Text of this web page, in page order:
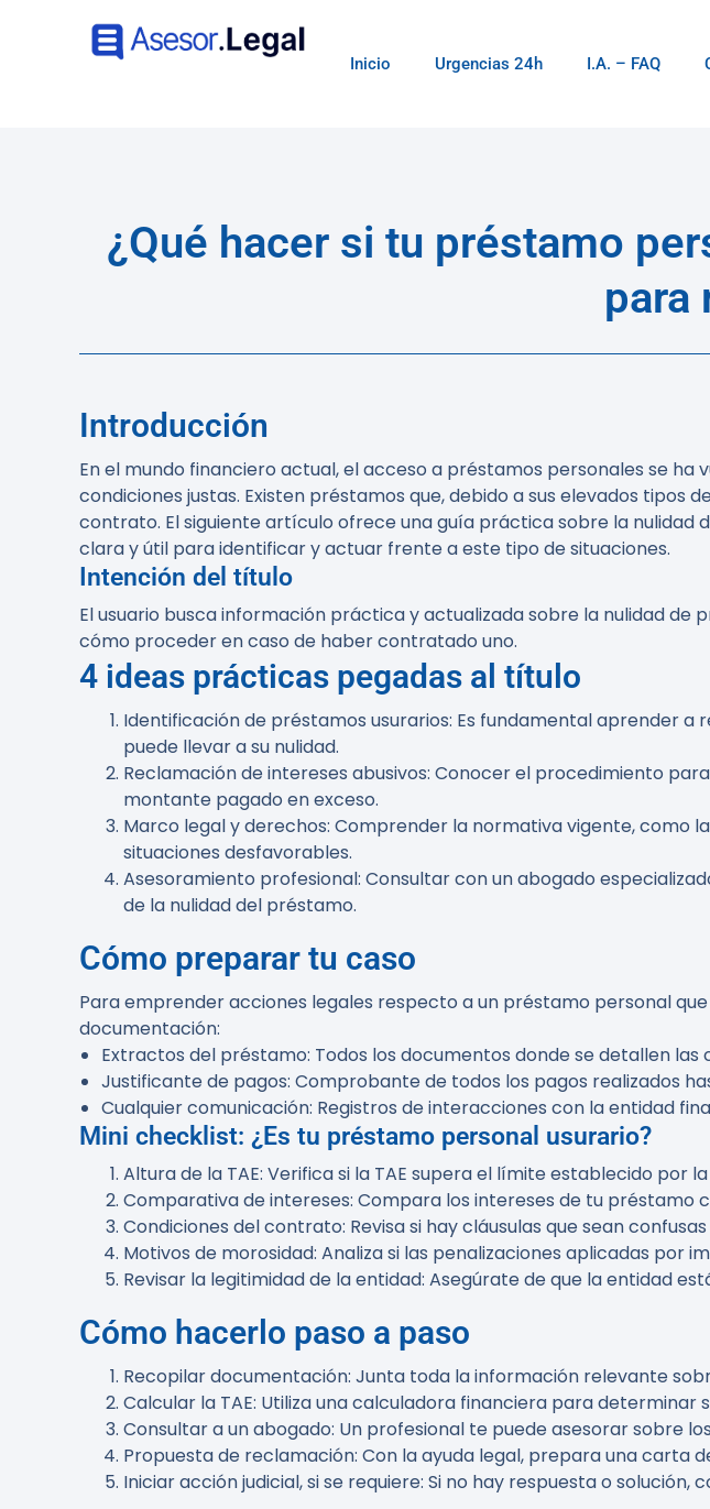
Inicio Urgencias 24h I.A. – FAQ
¿Qué hacer si tu préstamo
para
Introducción
En el mundo financiero actual, el acceso a préstamos personales se
condiciones justas. Existen préstamos que, debido a sus elevados tipos
contrato. El siguiente artículo ofrece una guía práctica sobre la
clara y útil para identificar y actuar frente a este tipo de situaciones.
Intención del título
El usuario busca información práctica y actualizada sobre la nulidad
cómo proceder en caso de haber contratado uno.
4 ideas prácticas pegadas al título
Identificación de préstamos usurarios: Es fundamental aprender a
puede llevar a su nulidad.
Reclamación de intereses abusivos: Conocer el procedimiento
montante pagado en exceso.
Marco legal y derechos: Comprender la normativa vigente, como
situaciones desfavorables.
Asesoramiento profesional: Consultar con un abogado
de la nulidad del préstamo.
Cómo preparar tu caso
Para emprender acciones legales respecto a un préstamo personal
documentación:
Extractos del préstamo: Todos los documentos donde se detallen
Justificante de pagos: Comprobante de todos los pagos realizados
Cualquier comunicación: Registros de interacciones con la entidad
Mini checklist: ¿Es tu préstamo personal usurario?
Altura de la TAE: Verifica si la TAE supera el límite establecido por
Comparativa de intereses: Compara los intereses de tu préstamo
Condiciones del contrato: Revisa si hay cláusulas que sean
Motivos de morosidad: Analiza si las penalizaciones aplicadas por
Revisar la legitimidad de la entidad: Asegúrate de que la entidad
Cómo hacerlo paso a paso
Recopilar documentación: Junta toda la información relevante
Calcular la TAE: Utiliza una calculadora financiera para determinar
Consultar a un abogado: Un profesional te puede asesorar sobre
Propuesta de reclamación: Con la ayuda legal, prepara una carta
Iniciar acción judicial, si se requiere: Si no hay respuesta o solución,